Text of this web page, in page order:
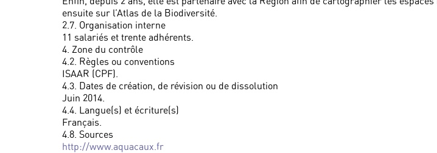
ensuite sur l’Atlas de la Biodiversité.
2.7. Organisation interne
11 salariés et trente adhérents.
4. Zone du contrôle
4.2. Règles ou conventions
ISAAR (CPF).
4.3. Dates de création, de révision ou de dissolution
Juin 2014.
4.4. Langue(s) et écriture(s)
Français.
4.8. Sources
http://www.aquacaux.fr